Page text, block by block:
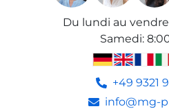
Du lundi au
Samedi:
+49 9321
info@mg-